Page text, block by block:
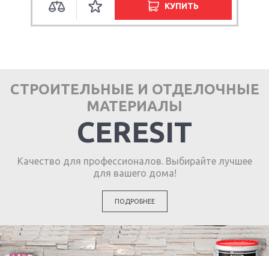
КУПИТЬ
СТРОИТЕЛЬНЫЕ И ОТДЕЛОЧНЫЕ
МАТЕРИАЛЫ
CERESIT
Качество для профессионалов. Выбирайте лучшее
для вашего дома!
ПОДРОБНЕЕ